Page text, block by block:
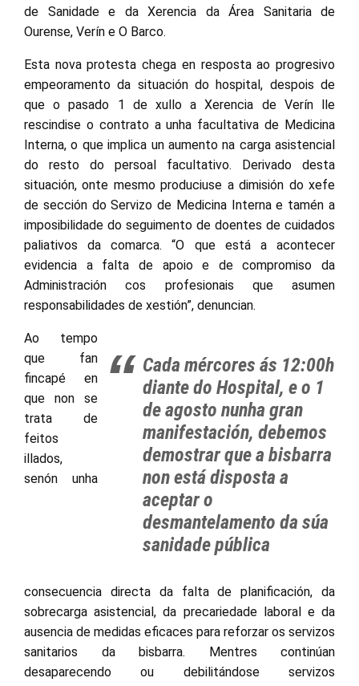
de Sanidade e da Xerencia da Área Sanitaria de
Ourense, Verín e O Barco.
Esta nova protesta chega en resposta ao progresivo
empeoramento da situación do hospital, despois de
que o pasado 1 de xullo a Xerencia de Verín lle
rescindise o contrato a unha facultativa de Medicina
Interna, o que implica un aumento na carga asistencial
do resto do persoal facultativo. Derivado desta
situación, onte mesmo produciuse a dimisión do xefe
de sección do Servizo de Medicina Interna e tamén a
imposibilidade do seguimento de doentes de cuidados
paliativos da comarca. “O que está a acontecer
evidencia a falta de apoio e de compromiso da
Administración cos profesionais que asumen
responsabilidades de xestión”, denuncian.
Cada mércores ás 12:00h
diante do Hospital, e o 1
de agosto nunha gran
manifestación, debemos
demostrar que a bisbarra
non está disposta a
aceptar o
desmantelamento da súa
sanidade pública
Ao tempo
que fan
fincapé en
que non se
trata de
feitos
illados,
senón unha
consecuencia directa da falta de planificación, da
sobrecarga asistencial, da precariedade laboral e da
ausencia de medidas eficaces para reforzar os servizos
sanitarios da bisbarra. Mentres continúan
desaparecendo ou debilitándose servizos